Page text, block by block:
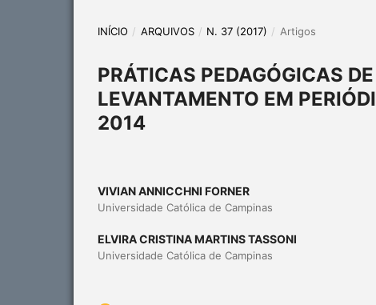
INÍCIO / ARQUIVOS / N. 37 (2017) / Artigos
PRÁTICAS PEDAGÓGICAS
LEVANTAMENTO EM
2014
VIVIAN ANNICCHNI FORNER
Universidade Católica de Campinas
ELVIRA CRISTINA MARTINS TASSONI
Universidade Católica de Campinas